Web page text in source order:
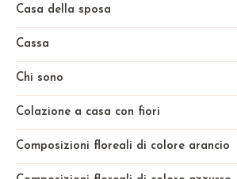
Casa della sposa
Cassa
Chi sono
Colazione a casa con fiori
Composizioni floreali di colore arancio